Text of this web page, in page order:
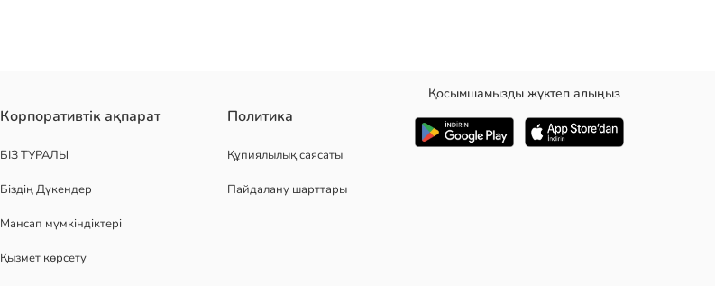
Корпоративтік ақпарат
БІЗ ТУРАЛЫ
Біздің Дүкендер
Мансап мүмкіндіктері
Қызмет көрсету
Политика
Құпиялылық саясаты
Пайдалану шарттары
Қосымшамызды жүктеп алыңыз